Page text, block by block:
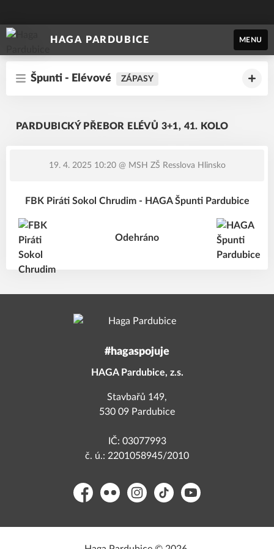
HAGA PARDUBICE MENU
Špunti - Elévové ZÁPASY
PARDUBICKÝ PŘEBOR ELÉVŮ 3+1, 41. KOLO
19. 4. 2025 10:20@ MSH ZŠ Resslova Hlinsko
FBK Piráti Sokol Chrudim - HAGA Špunti Pardubice
Odehráno
#hagaspojuje
HAGA Pardubice, z.s.
Stavbařů 149,
530 09 Pardubice
IČ: 03077993
č. ú.: 2201058945/2010
FacebookFlickr Instagram
TikTok YouTube